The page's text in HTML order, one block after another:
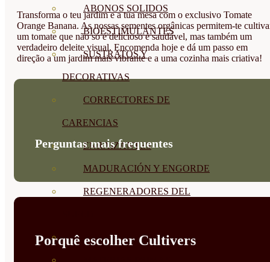
ABONOS SOLIDOS
BIOESTIMULANTES
SUSTRATOS Y
DECORATIVAS
CORRECTORES DE
CARENCIAS
ENRAIZANTES
MADURACIÓN Y ENGORDE
REGENERADORES DEL
ÁCIDOS HÚMICOS
Transforma o teu jardim e a tua mesa com o exclusivo Tomate
Orange Banana. As nossas sementes orgânicas permitem-te
um tomate que não só é delicioso e saudável, mas também um
verdadeiro deleite visual. Encomenda hoje e dá um passo em
direção a um jardim mais vibrante e a uma cozinha mais criativa!
Perguntas mais frequentes
Porquê escolher Cultivers